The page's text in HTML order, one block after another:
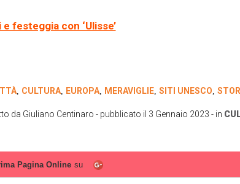
festeggia con ‘Ulisse’
, CULTURA, EUROPA, MERAVIGLIE, SITI UNESCO
da Giuliano Centinaro - pubblicato il 3 Gennaio 2023 - in
Pagina Online su